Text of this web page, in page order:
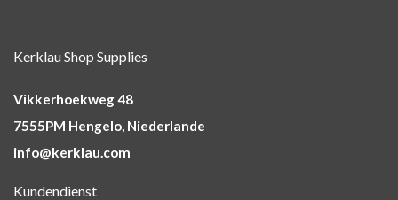
Kerklau Shop Supplies
Vikkerhoekweg 48
7555PM Hengelo, Niederlande
info@kerklau.com
Kundendienst